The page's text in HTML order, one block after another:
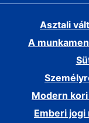
Asztali
A
Modern
Emberi